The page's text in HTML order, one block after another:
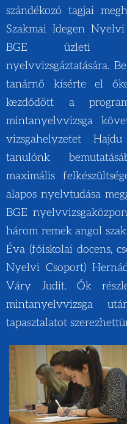
szándékozó tagjai
Szakmai Idegen
BGE üzleti
nyelvvizsgáztatására.
tanárnő kísérte el
kezdődött a
mintanyelvvizsga
vizsgahelyzetet
tanulónk
maximális
alapos nyelvtudása
BGE
három remek angol
Éva (főiskolai docens,
Nyelvi Csoport)
Váry Judit. Ők
mintanyelvvizsga
tapasztalatot